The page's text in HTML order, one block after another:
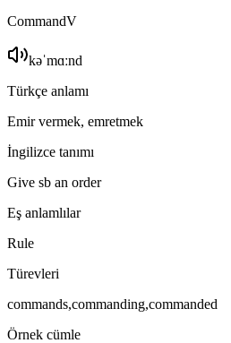
CommandV
kəˈmɑːnd
Türkçe anlamı
Emir vermek, emretmek
İngilizce tanımı
Give sb an order
Eş anlamlılar
Rule
Türevleri
commands,commanding,commanded
Örnek cümle